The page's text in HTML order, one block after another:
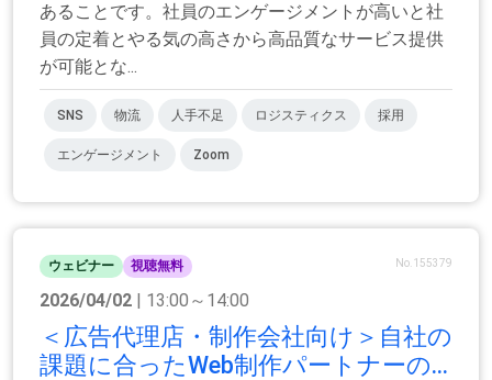
あることです。社員のエンゲージメントが高いと社
員の定着とやる気の高さから高品質なサービス提供
が可能とな...
SNS 物流 人手不足 ロジスティクス 採用
エンゲージメント Zoom
ウェビナー 視聴無料 No.155379
2026/04/02 | 13:00～14:00
＜広告代理店・制作会社向け＞自社の
課題に合ったWeb制作パートナーの...